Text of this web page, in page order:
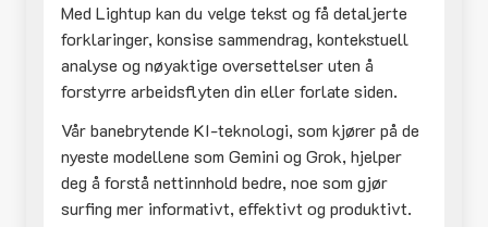
Med Lightup kan du velge tekst og få detaljerte
forklaringer, konsise sammendrag, kontekstuell
analyse og nøyaktige oversettelser uten å
forstyrre arbeidsflyten din eller forlate siden.
Vår banebrytende KI-teknologi, som kjører på de
nyeste modellene som Gemini og Grok, hjelper
deg å forstå nettinnhold bedre, noe som gjør
surfing mer informativt, effektivt og produktivt.